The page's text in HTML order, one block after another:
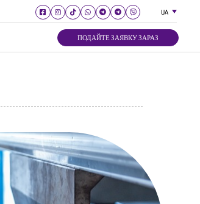
UA
ПОДАЙТЕ ЗАЯВКУ ЗАРАЗ